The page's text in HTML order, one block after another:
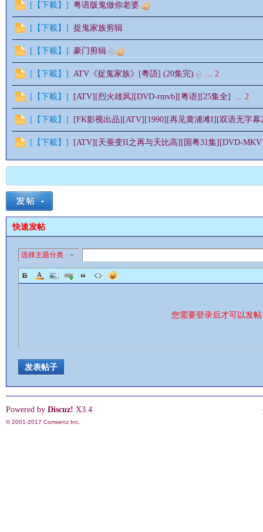
[ 【下載】 ] 粤语版鬼做你老婆
[ 【下載】 ] 捉鬼家族剪辑
[ 【下載】 ] 豪门剪辑
[ 【下載】 ] ATV《捉鬼家族》[粵語] (20集完) ... 2
[ 【下載】 ] [ATV][烈火雄风][DVD-rmvb][粤语][25集全] ... 2
[ 【下載】 ] [FK影视出品][ATV][1990][再见黄浦滩I][双语无字
[ 【下載】 ] [ATV][天蚕变II之再与天比高][国粤31集][DVD-
快速发帖
选择主题分类
您需要登录后才可以发
发表帖子
Powered by Discuz! X3.4
© 2001-2017 Comsenz Inc.